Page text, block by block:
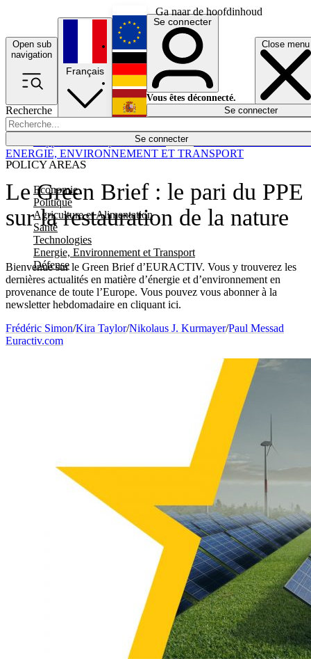
Ga naar de hoofdinhoud
Open sub
navigation
Close menu
Recherche
Se connecter
POLICY AREAS
Economie
Politique
Agriculture et Alimentation
Santé
Technologies
Energie, Environnement et Transport
Défense
Économie
Français
English
Deutsch
Español
Se connecter
Vous êtes déconnecté.
Se connecter
Le Green Brief : le pari du PPE
sur la restauration de la nature
Bienvenue sur le Green Brief d’EURACTIV. Vous y trouverez les
dernières actualités en matière d’énergie et d’environnement en
provenance de toute l’Europe. Vous pouvez vous abonner à la
newsletter hebdomadaire en cliquant ici.
ENERGIE, ENVIRONNEMENT ET TRANSPORT
Frédéric Simon/Kira Taylor/Nikolaus J. Kurmayer/Paul Messad
Euractiv.com